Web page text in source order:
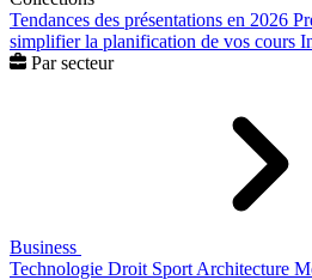
Tendances des présentations en 2026
simplifier la planification de vos cours
Par secteur
Business
Technologie Droit Sport Architecture